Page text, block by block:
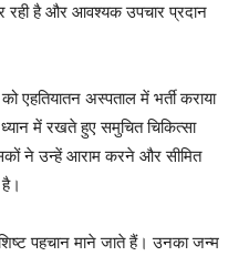
रही है और आवश्यक उपचार प्रदान
एहतियातन अस्पताल में भर्ती कराया
में रखते हुए समुचित चिकित्सा
ने उन्हें आराम करने और सीमित
पहचान माने जाते हैं। उनका जन्म